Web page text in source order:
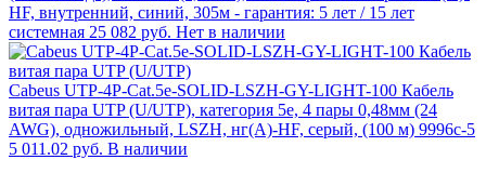
HF, внутренний, синий, 305м - гарантия: 5 лет / 15 лет
системная 25 082 руб. Нет в наличии
Cabeus UTP-4P-Cat.5e-SOLID-LSZH-GY-LIGHT-100 Кабель
витая пара UTP (U/UTP), категория 5e, 4 пары 0,48мм (24
AWG), одножильный, LSZH, нг(А)-HF, серый, (100 м) 9996c-5
5 011.02 руб. В наличии